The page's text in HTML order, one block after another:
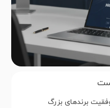
برندهای بزرگ